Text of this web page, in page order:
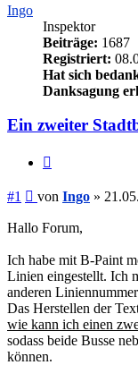
Ingo
Inspektor
Beiträge: 1687
Registriert:
Hat sich
Danksagung
Ein zweiter
#1 Beitrag
von Ingo »
Hallo Forum,
Ich habe mit B-Paint
Linien eingestellt. Ich
anderen
Das Herstellen der
wie kann ich einen
sodass beide Busse
können.